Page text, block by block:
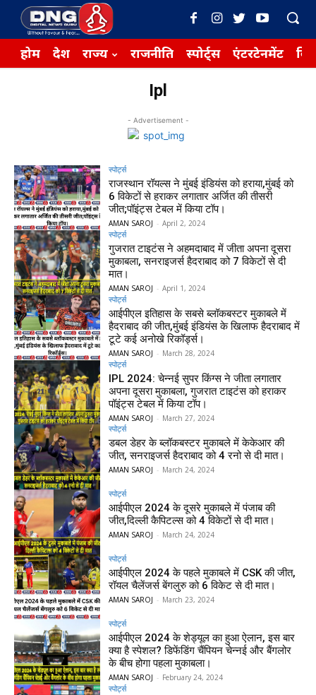
होम देश राज्य राजनीति स्पोर्ट्स एंटरटेनमेंट
Ipl
- Advertisement -
स्पोर्ट्स
राजस्थान रॉयल्स ने मुंबई इंडियंस को हराया,मुंबई को
6 विकेटों से हराकर लगातार अर्जित की तीसरी
जीत;पॉइंट्स टेबल में किया टॉप।
AMAN SAROJ - April 2, 2024
स्पोर्ट्स
गुजरात टाइटंस ने अहमदाबाद में जीता अपना दूसरा
मुकाबला, सनराइजर्स हैदराबाद को 7 विकेटों से दी
मात।
AMAN SAROJ - April 1, 2024
स्पोर्ट्स
आईपीएल इतिहास के सबसे ब्लॉकबस्टर मुकाबले में
हैदराबाद की जीत,मुंबई इंडियंस के खिलाफ हैदराबाद में
टूटे कई अनोखे रिकॉर्ड्स।
AMAN SAROJ - March 28, 2024
स्पोर्ट्स
IPL 2024: चेन्नई सुपर किंग्स ने जीता लगातार
अपना दूसरा मुकाबला, गुजरात टाइटंस को हराकर
पॉइंट्स टेबल में किया टॉप।
AMAN SAROJ - March 27, 2024
स्पोर्ट्स
डबल डेहर के ब्लॉकबस्टर मुकाबले में केकेआर की
जीत, सनराइजर्स हैदराबाद को 4 रनो से दी मात।
AMAN SAROJ - March 24, 2024
स्पोर्ट्स
आईपीएल 2024 के दूसरे मुकाबले में पंजाब की
जीत,दिल्ली कैपिटल्स को 4 विकेटों से दी मात।
AMAN SAROJ - March 24, 2024
स्पोर्ट्स
आईपीएल 2024 के पहले मुकाबले में CSK की जीत,
रॉयल चैलेंजर्स बेंगलुरु को 6 विकेट से दी मात।
AMAN SAROJ - March 23, 2024
स्पोर्ट्स
आईपीएल 2024 के शेड्यूल का हुआ ऐलान, इस बार
क्या है स्पेशल? डिफेंडिंग चैंपियन चेन्नई और बैंगलोर
के बीच होगा पहला मुकाबला।
AMAN SAROJ - February 24, 2024
स्पोर्ट्स